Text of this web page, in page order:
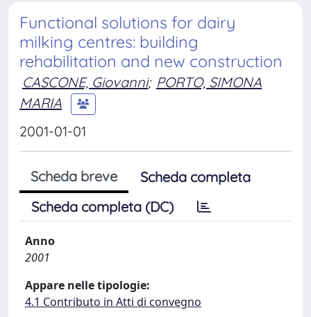
Functional solutions for dairy
milking centres: building
rehabilitation and new construction
CASCONE, Giovanni; PORTO, SIMONA
MARIA
2001-01-01
Scheda breve
Scheda completa
Scheda completa (DC)
Anno
2001
Appare nelle tipologie:
4.1 Contributo in Atti di convegno